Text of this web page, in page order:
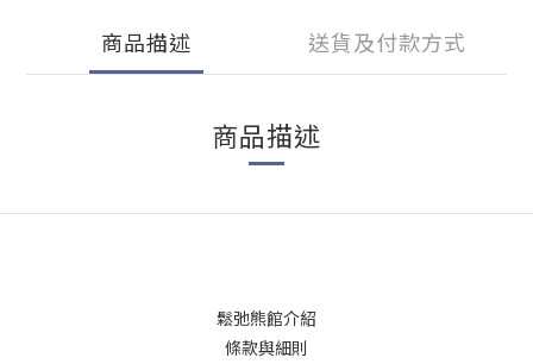
商品描述 送貨及付款方式
商品描述
鬆弛熊館介紹
條款與細則